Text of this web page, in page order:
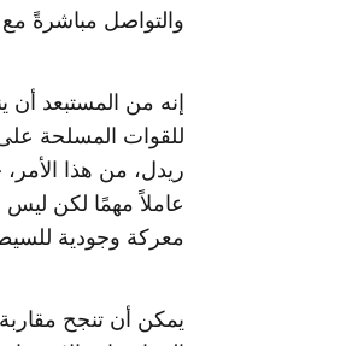
والتواصل مباشرةً
إنه من المستبعد
للقوات المسلحة
ريدل، من هذا
عاملاً مهمًا لكن
معركة وجودية
يمكن أن تنجح